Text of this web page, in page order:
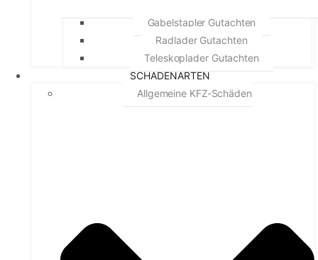
Gabelstapler Gutachten
Radlader Gutachten
Teleskoplader Gutachten
SCHADENARTEN
Allgemeine KFZ-Schäden